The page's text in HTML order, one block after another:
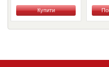
Купити